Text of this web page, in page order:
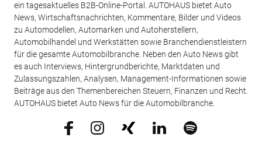
ein tagesaktuelles B2B-Online-Portal. AUTOHAUS bietet Auto
News, Wirtschaftsnachrichten, Kommentare, Bilder und Videos
zu Automodellen, Automarken und Autoherstellern,
Automobilhandel und Werkstätten sowie Branchendienstleistern
für die gesamte Automobilbranche. Neben den Auto News gibt
es auch Interviews, Hintergrundberichte, Marktdaten und
Zulassungszahlen, Analysen, Management-Informationen sowie
Beiträge aus den Themenbereichen Steuern, Finanzen und Recht.
AUTOHAUS bietet Auto News für die Automobilbranche.